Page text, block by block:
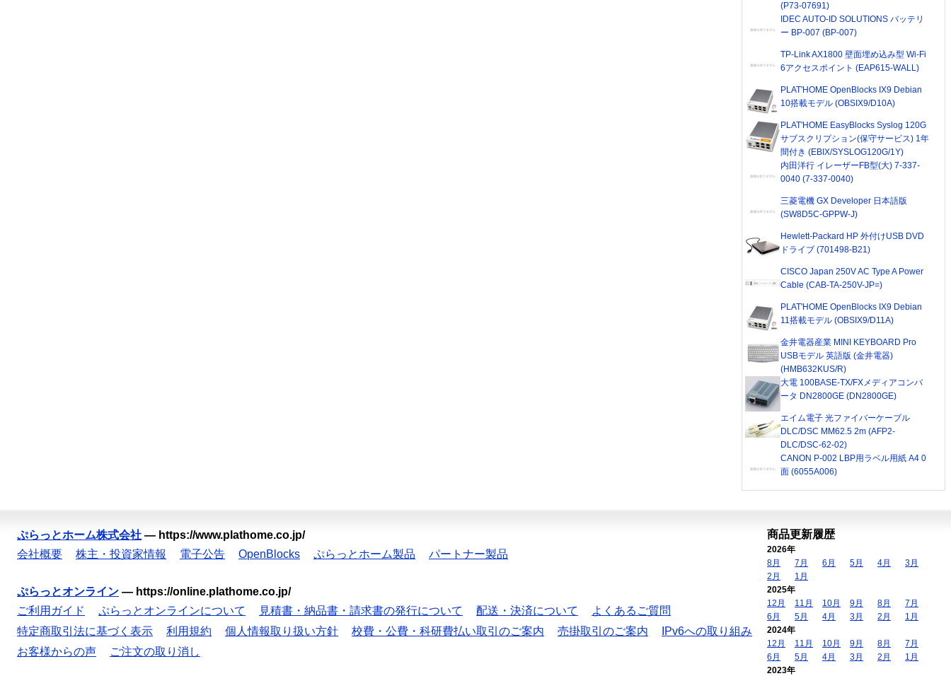
(P73-07691)
IDEC AUTO-ID SOLUTIONS バッテリ
ー BP-007 (BP-007)
TP-Link AX1800 壁面埋め込み型 Wi-Fi
6アクセスポイント (EAP615-WALL)
PLAT'HOME OpenBlocks IX9 Debian
10搭載モデル (OBSIX9/D10A)
PLAT'HOME EasyBlocks Syslog 120G
サブスクリプション(保守サービス) 1年
間付き (EBIX/SYSLOG120G/1Y)
内田洋行 イレーザーFB型(大) 7-337-
0040 (7-337-0040)
三菱電機 GX Developer 日本語版
(SW8D5C-GPPW-J)
Hewlett-Packard HP 外付けUSB DVD
ドライブ (701498-B21)
CISCO Japan 250V AC Type A Power
Cable (CAB-TA-250V-JP=)
PLAT'HOME OpenBlocks IX9 Debian
11搭載モデル (OBSIX9/D11A)
金井電器産業 MINI KEYBOARD Pro
USBモデル 英語版 (金井電器)
(HMB632KUS/R)
大電 100BASE-TX/FXメディアコンバ
ータ DN2800GE (DN2800GE)
エイム電子 光ファイバーケーブル
DLC/DSC MM62.5 2m (AFP2-
DLC/DSC-62-02)
CANON P-002 LBP用ラベル用紙 A4 0
面 (6055A006)
ぷらっとホーム株式会社 — https://www.plathome.co.jp/
会社概要
株主・投資家情報 電子公告 OpenBlocks ぷらっとホーム製品 パートナー製品
ぷらっとオンライン — https://online.plathome.co.jp/
ご利用ガイド
ぷらっとオンラインについて 見積書・納品書・請求書の発行について 配送・決済について
よくあるご質問
特定商取引法に基づく表示
利用規約 個人情報取り扱い方針 校費・公費・科研費払い取引のご案内 売掛取引のご案内
IPv6への取り組み
お客様からの声
ご注文の取り消し
商品更新履歴
2026年
8月
7月 6月 5月 4月
3月
2月
1月
2025年
12月
11月 10月 9月 8月
7月
6月
5月 4月 3月 2月
1月
2024年
12月
11月 10月 9月 8月
7月
6月
5月 4月 3月 2月
1月
2023年